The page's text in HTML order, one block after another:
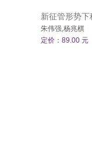
新征管形势下
朱伟强,杨兆棋
定价：89.00 元